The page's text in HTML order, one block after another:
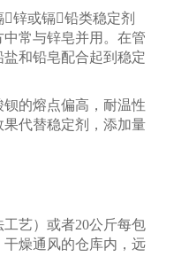
锌或镉铅类稳定剂
常与锌皂并用。在管
和铅皂配合起到稳定
的熔点偏高，耐温性
果代替稳定剂，添加量
艺）或者20公斤每包
燥通风的仓库内，远